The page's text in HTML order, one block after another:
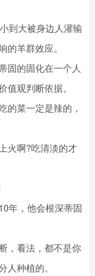
到大被身边人灌输
羊群效应。
固的固化在一个人
观判断依据。
的菜一定是辣的，
火啊?吃清淡的才
年，他会根深蒂固
，看法，都不是你
种植的。